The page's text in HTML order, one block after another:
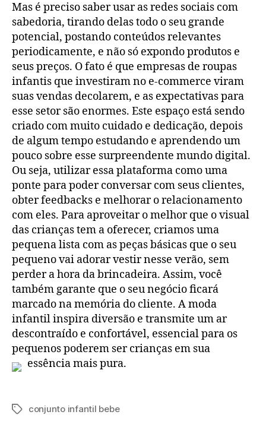
Mas é preciso saber usar as redes sociais com
sabedoria, tirando delas todo o seu grande
potencial, postando conteúdos relevantes
periodicamente, e não só expondo produtos e
seus preços. O fato é que empresas de roupas
infantis que investiram no e-commerce viram
suas vendas decolarem, e as expectativas para
esse setor são enormes. Este espaço está sendo
criado com muito cuidado e dedicação, depois
de algum tempo estudando e aprendendo um
pouco sobre esse surpreendente mundo digital.
Ou seja, utilizar essa plataforma como uma
ponte para poder conversar com seus clientes,
obter feedbacks e melhorar o relacionamento
com eles. Para aproveitar o melhor que o visual
das crianças tem a oferecer, criamos uma
pequena lista com as peças básicas que o seu
pequeno vai adorar vestir nesse verão, sem
perder a hora da brincadeira. Assim, você
também garante que o seu negócio ficará
marcado na memória do cliente. A moda
infantil inspira diversão e transmite um ar
descontraído e confortável, essencial para os
pequenos poderem ser crianças em sua
essência mais pura.
Tagsconjunto infantil bebe